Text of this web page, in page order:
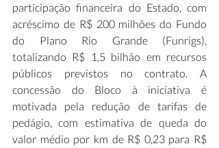
participação financeira do Estado, com
acréscimo de R$ 200 milhões do Fundo
do Plano Rio Grande (Funrigs),
totalizando R$ 1,5 bilhão em recursos
públicos previstos no contrato. A
concessão do Bloco à iniciativa é
motivada pela redução de tarifas de
pedágio, com estimativa de queda do
valor médio por km de R$ 0,23 para R$